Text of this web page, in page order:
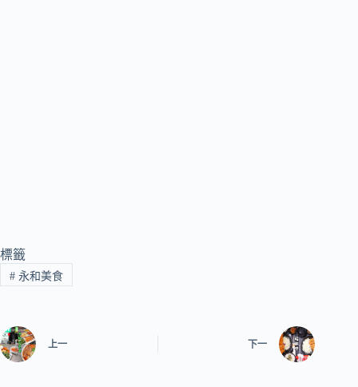
標籤
#永和美食
上一 下一